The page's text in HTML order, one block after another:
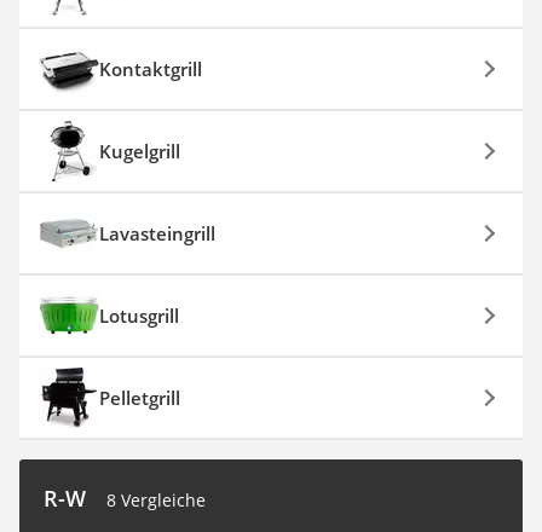
Kontaktgrill
Kugelgrill
Lavasteingrill
Lotusgrill
Pelletgrill
R-W 8 Vergleiche